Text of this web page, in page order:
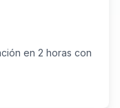
en 2 horas con